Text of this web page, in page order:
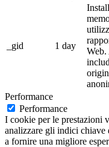
_gid 1 day
Web.
Performance
Performance
I cookie per le prestazioni
analizzare gli indici chiave
a fornire una migliore